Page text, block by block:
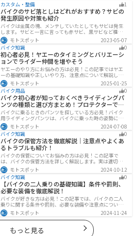
カスタム・整備 1
バイクのサビ落としはどれがおすすめ？サビの
発生原因や対策も紹介
バイクは金属の塊、メンテしていたとしてもサビは発生
します。サビと一言に言っても赤サビ、黒サビなど種類
があります。サビごとに有効なサビ落とし剤は違うの
で、正しいサビ落とし剤を使う必要があります。この記
事ではサビの種類から対処法、オススメのサビ取り剤を
まとめました。
モトスポット
2023-05-07
バイク知識
0
初心者必見！ヤエーのタイミングとバリエーシ
ョンでライダー仲間を増やそう
ヤエーのやり方にお悩みの方は必見！この記事ではヤエ
ーの基礎知識や正しいやり方、注意点について解説しま
す。実はヤエーには、ツーリング中の連帯感を高める効
果があります。この記事を読めば、ヤエーの楽しみ方と
安全に行うポイントがわかるでしょう。
モトスポット
2025-01-25
バイク用品
0
バイク初心者が知っておくべきライディングパ
ンツの種類と選び方まとめ！プロテクターで脚
を守ろう
バイクに乗るときのパンツを探している方必見！バイク
用ライディングパンツは、バイクに乗った時の姿勢に最
適化されているので快適にバイクに乗ることができま
す。プロテクター内蔵で安全性も高くなります。この記事
ではパンツの選び方や種類など初心者が知っておくべき
ことをまとめました。
モトスポット
2024-07-08
バイク知識
0
バイクの保管方法を徹底解説｜注意点やよくあ
るトラブルも紹介！
バイクの保管についてお悩みの方は必見！この記事で
は、バイクの保管方法を詳しく解説します。実は適切に
保管しなければ、バイクの状態を悪化させる恐れがあり
ます。記事を参考にすれば、バイクを状態良く長持ちさ
せることが可能です。
モトスポット
2024-10-12
バイク知識
0
【バイクの二人乗りの基礎知識】条件や罰則、
必要な装備を徹底解説！
バイクが好きな方は必見！この記事では、バイクの二人
乗りに関する条件や罰則、必要な装備や注意点について
解説しています。実はバイクの二人乗りを安全に楽しむ
ためには、条件やルールを知ることが大切です。この記
事を読めば、安全で快適なライディングを楽しめます。
モトスポット 2024-11-24
もっと見る